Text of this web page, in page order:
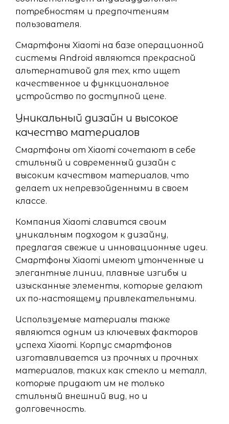
потребностям и предпочтениям
пользователя.
Смартфоны Xiaomi на базе операционной
системы Android являются прекрасной
альтернативой для тех, кто ищет
качественное и функциональное
устройство по доступной цене.
Уникальный дизайн и высокое
качество материалов
Смартфоны от Xiaomi сочетают в себе
стильный и современный дизайн с
высоким качеством материалов, что
делает их непревзойденными в своем
классе.
Компания Xiaomi славится своим
уникальным подходом к дизайну,
предлагая свежие и инновационные идеи.
Смартфоны Xiaomi имеют утонченные и
элегантные линии, плавные изгибы и
изысканные элементы, которые делают
их по-настоящему привлекательными.
Используемые материалы также
являются одним из ключевых факторов
успеха Xiaomi. Корпус смартфонов
изготавливается из прочных и прочных
материалов, таких как стекло и металл,
которые придают им не только
стильный внешний вид, но и
долговечность.